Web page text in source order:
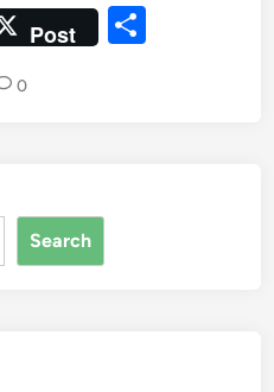
Post
0
Search